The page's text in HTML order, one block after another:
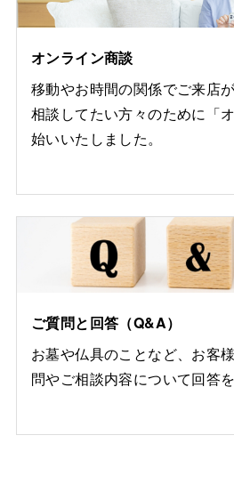
オンライン商談
移動やお時間の関係でご来店
相談してたい方々のために「
始いいたしました。
ご質問と回答（Q&A）
お墓や仏具のことなど、お客
問やご相談内容について回答